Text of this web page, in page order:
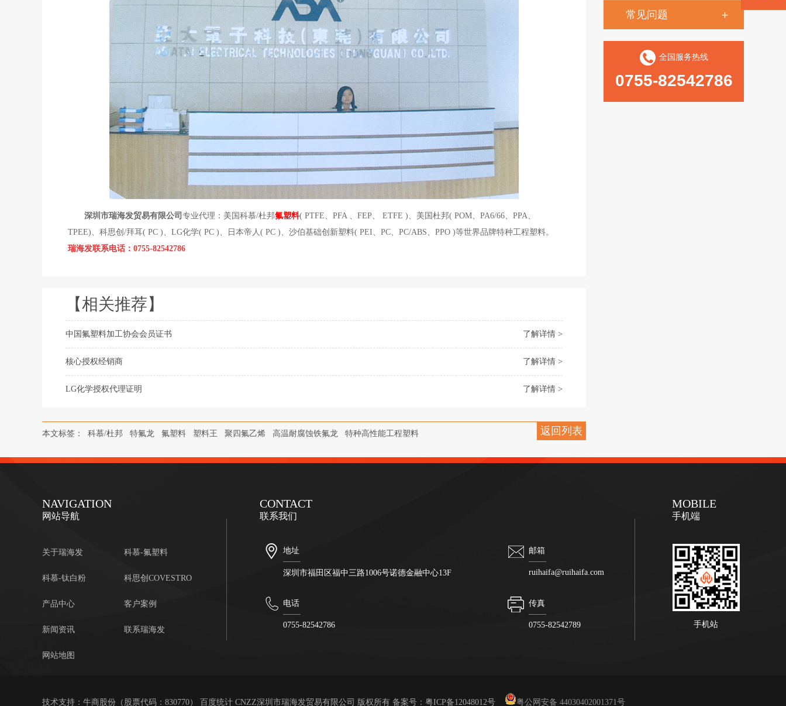
深圳市瑞海发贸易有限公司 专业代理：美国科慕/杜邦氟塑料( PTFE、PFA 、FEP、 ETFE )、美国杜邦( POM、PA6/66、PPA、
TPEE)、科思创/拜耳( PC )、LG化学( PC )、日本帝人( PC )、沙伯基础创新塑料( PEI、PC、PC/ABS、PPO )等世界品牌特种工程塑料。
瑞海发联系电话： 0755-82542786
【相关推荐】
了解详情 >
中国氟塑料加工协会会员证书
了解详情 >
核心授权经销商
了解详情 >
LG化学授权代理证明
返回列表
本文标签： 科慕/杜邦 特氟龙 氟塑料 塑料王 聚四氟乙烯 高温耐腐蚀铁氟龙 特种高性能工程塑料
常见问题
全国服务热线
0755-82542786
NAVIGATION
网站导航
关于瑞海发 科慕-氟塑料
科慕-钛白粉 科思创COVESTRO
产品中心 客户案例
新闻资讯 联系瑞海发
网站地图
CONTACT
联系我们
地址
深圳市福田区福中三路1006号诺德金融中心13F
邮箱
ruihaifa@ruihaifa.com
电话
0755-82542786
传真
0755-82542789
MOBILE
手机端
手机站
技术支持： 牛商股份 （股票代码：830770） 百度统计 CNZZ深圳市瑞海发贸易有限公司 版权所有 备案号： 粤ICP备12048012号 粤公网安备 44030402001371号